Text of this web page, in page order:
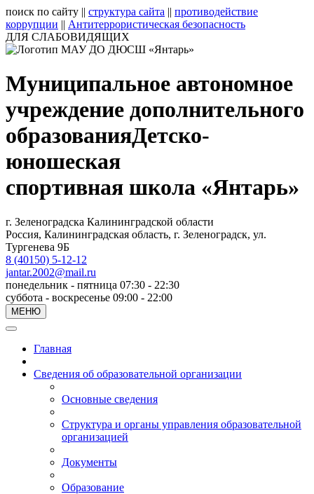
поиск по сайту || структура сайта || противодействие
коррупции || Антитеррористическая безопасность
ДЛЯ СЛАБОВИДЯЩИХ
Муниципальное автономное
учреждение дополнительного
образованияДетско-
юношеская
спортивная школа «Янтарь»
г. Зеленоградска Калининградской области
Россия, Калининградская область, г. Зеленоградск, ул.
Тургенева 9Б
8 (40150) 5-12-12
jantar.2002@mail.ru
понедельник - пятница 07:30 - 22:30
суббота - воскресенье 09:00 - 22:00
МЕНЮ
Главная
Сведения об образовательной организации
Основные сведения
Структура и органы управления образовательной
организацией
Документы
Образование